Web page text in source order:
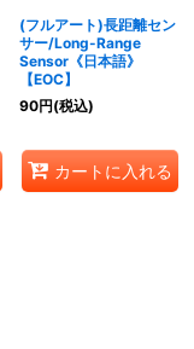
(フルアート)長距離セン
サー/Long-Range
Sensor《日本語》
【EOC】
90円(税込)
カートに入れる